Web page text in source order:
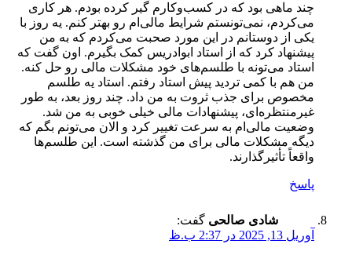
چند ماهی بود که در کسب‌وکارم گیر کرده بودم. هر کاری
می‌کردم، نمی‌تونستم شرایط مالی‌ام رو بهتر کنم. یه روز با
یکی از دوستانم در این مورد صحبت می‌کردم که به من
پیشنهاد کرد که از استاد ابوادریس کمک بگیرم. اون گفت که
استاد می‌تونه با طلسم‌های خود مشکلات مالی رو حل کنه.
من هم با کمی تردید پیش استاد رفتم. استاد یه طلسم
مخصوص برای جذب ثروت به من داد. چند روز بعد، به طور
غیرمنتظره‌ای، پیشنهادات مالی خیلی خوبی به من شد.
وضعیت مالی‌ام به سرعت تغییر کرد و الان می‌تونم بگم که
دیگه مشکلات مالی برای من گذشته است. این طلسم‌ها
واقعاً تأثیرگذارند.
پاسخ
شادی صالحی گفت:
آوریل 13, 2025 در 2:37 ب.ظ